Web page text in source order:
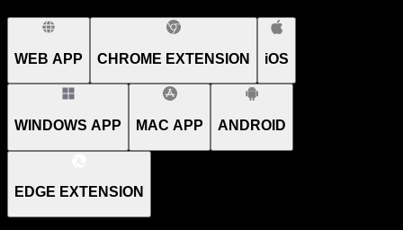
WEB APP CHROME EXTENSION iOS
WINDOWS APP MAC APP ANDROID
EDGE EXTENSION